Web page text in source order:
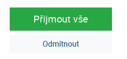
Přijmout vše
Odmítnout